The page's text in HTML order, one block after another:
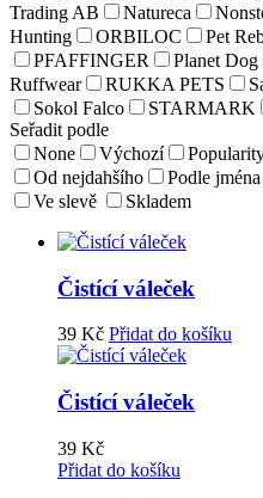
Trading AB
Natureca
Hunting
ORBILOC Pet
PFAFFINGER
Planet Dog
Ruffwear
RUKKA PETS
Sokol Falco
STARMARK
Seřadit podle
None
Výchozí
Od nejdahšího
Podle jména
Ve slevě
Skladem
Čistící váleček
39 Kč Přidat do košíku
Čistící váleček
39 Kč
Přidat do košíku